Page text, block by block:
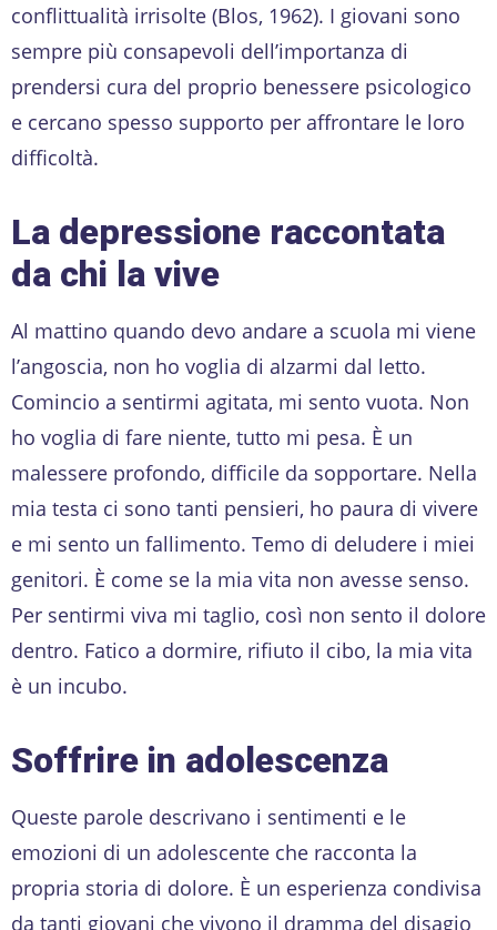
conflittualità irrisolte (Blos, 1962). I giovani sono
sempre più consapevoli dell’importanza di
prendersi cura del proprio benessere psicologico
e cercano spesso supporto per affrontare le loro
difficoltà.
La depressione raccontata
da chi la vive
Al mattino quando devo andare a scuola mi viene
l’angoscia, non ho voglia di alzarmi dal letto.
Comincio a sentirmi agitata, mi sento vuota. Non
ho voglia di fare niente, tutto mi pesa. È un
malessere profondo, difficile da sopportare. Nella
mia testa ci sono tanti pensieri, ho paura di vivere
e mi sento un fallimento. Temo di deludere i miei
genitori. È come se la mia vita non avesse senso.
Per sentirmi viva mi taglio, così non sento il dolore
dentro. Fatico a dormire, rifiuto il cibo, la mia vita
è un incubo.
Soffrire in adolescenza
Queste parole descrivano i sentimenti e le
emozioni di un adolescente che racconta la
propria storia di dolore. È un esperienza condivisa
da tanti giovani che vivono il dramma del disagio